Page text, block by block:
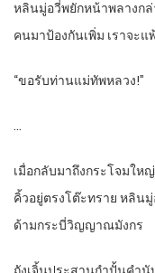
หลินมู่อวี่พยักหน้าพลางกล่
คนมาป้องกันเพิ่ม เราจะแ
“ขอรับท่านแม่ทัพหลวง!”
…
เมื่อกลับมาถึงกระโจมใ
คิ้วอยู่ตรงโต๊ะทราย หลิน
ด้ามกระบี่วิญญาณมังกร